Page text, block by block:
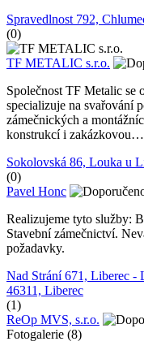
Spravedlnost 792,
(0)
TF METALIC s.r.o.
Společnost TF Metalic se
specializuje na svařování
zámečnických a
konstrukcí i zakázkovou…
Sokolovská 86, Louka u
(0)
Pavel Honc
Realizujeme tyto služby:
Stavební zámečnictví.
požadavky.
Nad Strání 671, Liberec
46311, Liberec
(1)
ReOp MVS, s.r.o.
Fotogalerie (8)